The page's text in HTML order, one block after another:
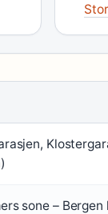
sone – Bergen